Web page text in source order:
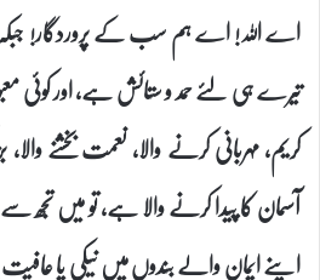
اے اللہ! اے ہم سب کے پروردگار!
تیرے ہی لئے حمد و ستائش ہے، اور کوئی
کریم، مہربانی کرنے والا، نعمت بخشنے
آسمان کا پیدا کرنے والا ہے، تو میں
اپنے ایمان والے بندوں میں نیکی یا